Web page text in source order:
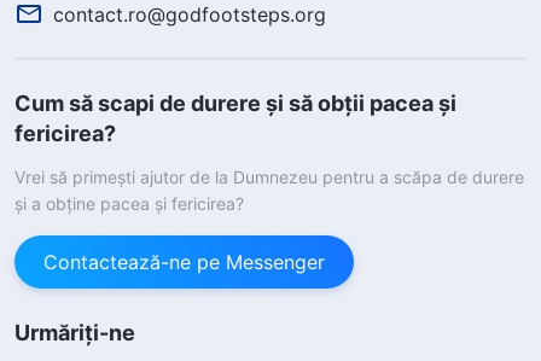
contact.ro@godfootsteps.org
Cum să scapi de durere și să obții pacea și
fericirea?
Vrei să primești ajutor de la Dumnezeu pentru a scăpa de durere
și a obține pacea și fericirea?
Contactează-ne pe Messenger
Urmăriți-ne